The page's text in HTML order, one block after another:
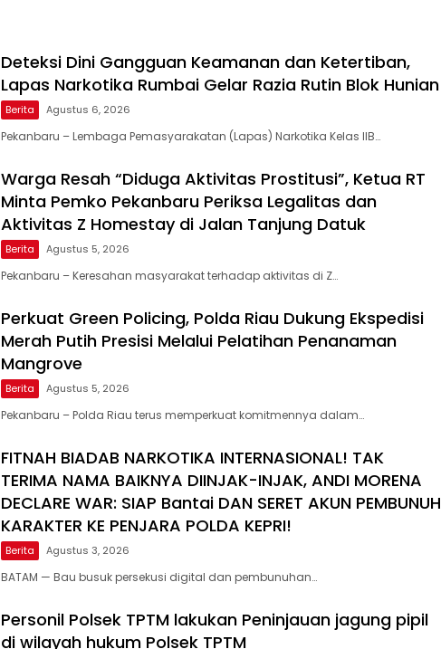
Deteksi Dini Gangguan Keamanan dan Ketertiban,
Lapas Narkotika Rumbai Gelar Razia Rutin Blok Hunian
Berita Agustus 6, 2026
Pekanbaru – Lembaga Pemasyarakatan (Lapas) Narkotika Kelas IIB…
Warga Resah “Diduga Aktivitas Prostitusi”, Ketua RT
Minta Pemko Pekanbaru Periksa Legalitas dan
Aktivitas Z Homestay di Jalan Tanjung Datuk
Berita Agustus 5, 2026
Pekanbaru – Keresahan masyarakat terhadap aktivitas di Z…
Perkuat Green Policing, Polda Riau Dukung Ekspedisi
Merah Putih Presisi Melalui Pelatihan Penanaman
Mangrove
Berita Agustus 5, 2026
Pekanbaru – Polda Riau terus memperkuat komitmennya dalam…
FITNAH BIADAB NARKOTIKA INTERNASIONAL! TAK
TERIMA NAMA BAIKNYA DIINJAK-INJAK, ANDI MORENA
DECLARE WAR: SIAP Bantai DAN SERET AKUN PEMBUNUH
KARAKTER KE PENJARA POLDA KEPRI!
Berita Agustus 3, 2026
BATAM — Bau busuk persekusi digital dan pembunuhan…
Personil Polsek TPTM lakukan Peninjauan jagung pipil
di wilayah hukum Polsek TPTM